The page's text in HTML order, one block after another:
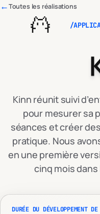
←Toutes les réalisations
/
Kinn réunit suivi
pour mesurer sa
séances et créer
pratique. Nous
en une première
cinq mois dans
DURÉE DU DÉVELOPPEMENT